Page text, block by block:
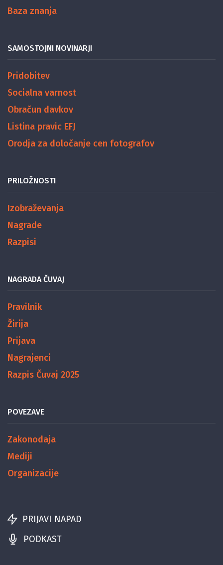
Baza znanja
SAMOSTOJNI NOVINARJI
Pridobitev
Socialna varnost
Obračun davkov
Listina pravic EFJ
Orodja za določanje cen fotografov
PRILOŽNOSTI
Izobraževanja
Nagrade
Razpisi
NAGRADA ČUVAJ
Pravilnik
Žirija
Prijava
Nagrajenci
Razpis Čuvaj 2025
POVEZAVE
Zakonodaja
Mediji
Organizacije
PRIJAVI NAPAD
PODKAST